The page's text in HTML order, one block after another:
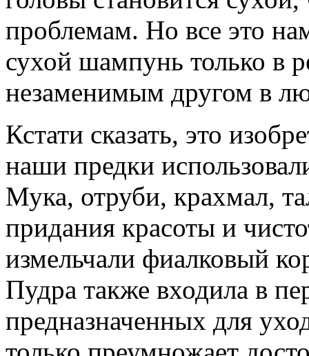
проблемам. Но все это
сухой шампунь только в
незаменимым другом в
Кстати сказать, это
наши предки
Мука, отруби, крахмал,
придания красоты и
измельчали фиалковый
Пудра также входила в
предназначенных для